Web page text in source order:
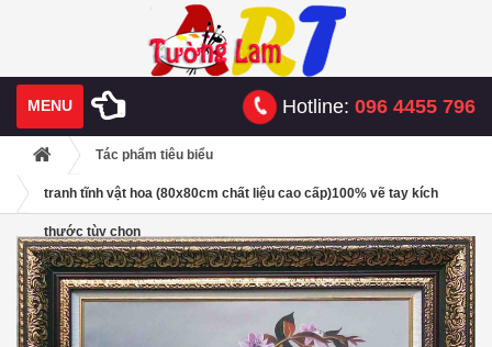
MENU Hotline: 096 4455 796
Tác phẩm tiêu biểu
tranh tĩnh vật hoa (80x80cm chất liệu cao cấp)100% vẽ tay kích
thước tùy chọn